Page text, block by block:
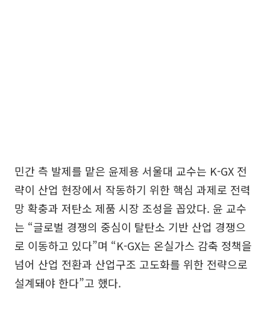
민간 측 발제를 맡은 윤제용 서울대 교수는 K-GX 전
략이 산업 현장에서 작동하기 위한 핵심 과제로 전력
망 확충과 저탄소 제품 시장 조성을 꼽았다. 윤 교수
는 “글로벌 경쟁의 중심이 탈탄소 기반 산업 경쟁으
로 이동하고 있다”며 “K-GX는 온실가스 감축 정책을
넘어 산업 전환과 산업구조 고도화를 위한 전략으로
설계돼야 한다”고 했다.